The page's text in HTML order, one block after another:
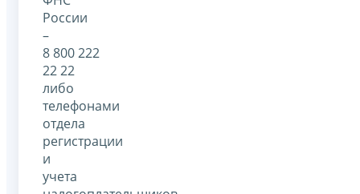
России
–
8 800 222
22 22
либо
телефонами
отдела
регистрации
и
учета